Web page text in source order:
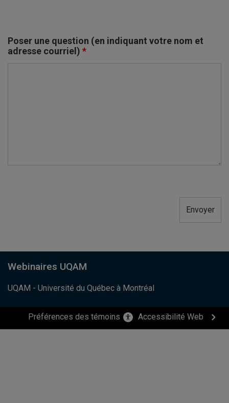
Poser une question (en indiquant votre nom et
adresse courriel) *
UQAM - Université du Québec à Montréal
Webinaires UQAM
Préférences des témoins Accessibilité Web